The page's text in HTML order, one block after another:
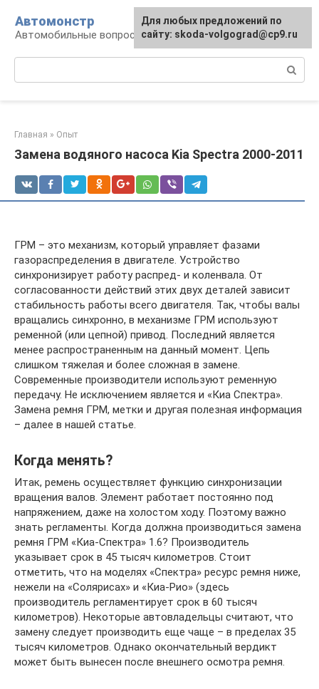
контенту
Автомонстр
Автомобильные вопросы и ответы
Главная » Опыт
Замена водяного насоса Kia Spectra 2000-2011
ГРМ – это механизм, который управляет фазами
газораспределения в двигателе. Устройство
синхронизирует работу распред- и коленвала. От
согласованности действий этих двух деталей зависит
стабильность работы всего двигателя. Так, чтобы валы
вращались синхронно, в механизме ГРМ используют
ременной (или цепной) привод. Последний является
менее распространенным на данный момент. Цепь
слишком тяжелая и более сложная в замене.
Современные производители используют ременную
передачу. Не исключением является и «Киа Спектра».
Замена ремня ГРМ, метки и другая полезная информация
– далее в нашей статье.
Когда менять?
Итак, ремень осуществляет функцию синхронизации
вращения валов. Элемент работает постоянно под
напряжением, даже на холостом ходу. Поэтому важно
знать регламенты. Когда должна производиться замена
ремня ГРМ «Киа-Спектра» 1.6? Производитель
указывает срок в 45 тысяч километров. Стоит
отметить, что на моделях «Спектра» ресурс ремня ниже,
нежели на «Солярисах» и «Киа-Рио» (здесь
производитель регламентирует срок в 60 тысяч
километров). Некоторые автовладельцы считают, что
замену следует производить еще чаще – в пределах 35
тысяч километров. Однако окончательный вердикт
может быть вынесен после внешнего осмотра ремня.
Для любых предложений по
сайту: skoda-volgograd@cp9.ru